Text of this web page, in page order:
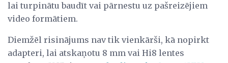
lai turpinātu baudīt vai pārnestu uz pašreizējiem
video formātiem.
Diemžēl risinājums nav tik vienkārši, kā nopirkt
adapteri, lai atskaņotu 8 mm vai Hi8 lentes